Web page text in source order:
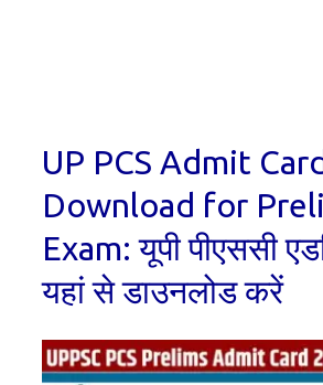
UP PCS Admit
Download for
Exam: यूपी पीएससी
यहां से डाउनलोड करें